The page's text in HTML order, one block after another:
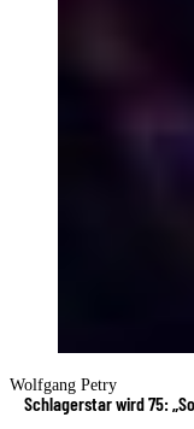
Wolfgang Petry
Schlagerstar wird 75: